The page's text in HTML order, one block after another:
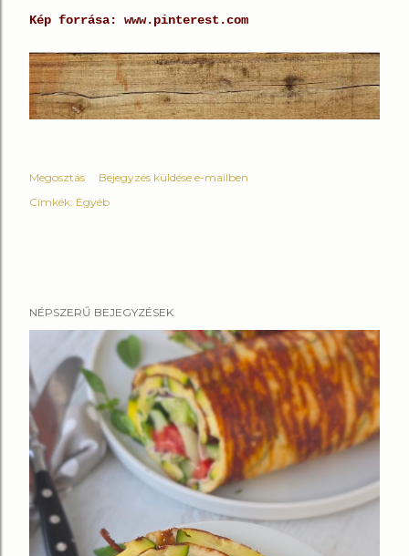
Kép forrása: www.pinterest.com
Megosztás
Bejegyzés küldése e-mailben
Címkék: Egyéb
NÉPSZERŰ BEJEGYZÉSEK